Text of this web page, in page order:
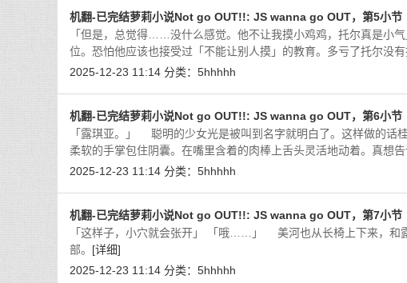
机翻-已完结萝莉小说Not go OUT!!: JS wanna go OUT，第5小节
「但是，总觉得……没什么感觉。他不让我摸小鸡鸡，托尔真是
位。恐怕他应该也接受过「不能让别人摸」的教育。多亏了托尔没
2025-12-23 11:14 分类： 5hhhhh
机翻-已完结萝莉小说Not go OUT!!: JS wanna go OUT，第6小节
「露琪亚。」 聪明的少女光是被叫到名字就明白了。这样做的
柔软的手掌包住阴囊。在嘴里含着的肉棒上舌头灵活地动着。真想
2025-12-23 11:14 分类： 5hhhhh
机翻-已完结萝莉小说Not go OUT!!: JS wanna go OUT，第7小节
「这样子，小穴就会张开」 「哦……」 美河也从长椅上下来，和
部。 [详细]
2025-12-23 11:14 分类： 5hhhhh